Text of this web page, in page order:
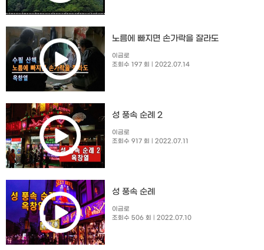
노름에 빠지면 손가락을 잘라도
이금로
조회수 197 회
| 2022.07.14
성 풍속 순례 2
이금로
조회수 917 회
| 2022.07.11
성 풍속 순례
이금로
조회수 506 회
| 2022.07.10